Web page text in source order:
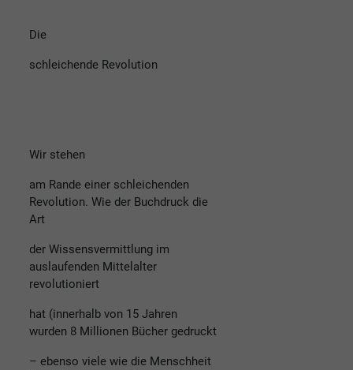
Die
schleichende Revolution
Wir stehen
am Rande einer schleichenden
Revolution. Wie der Buchdruck die
Art
der Wissensvermittlung im
auslaufenden Mittelalter
revolutioniert
hat (innerhalb von 15 Jahren
wurden 8 Millionen Bücher gedruckt
– ebenso viele wie die Menschheit